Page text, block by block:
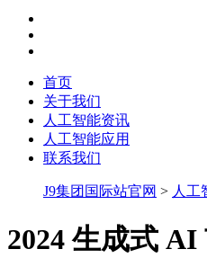
首页
关于我们
人工智能资讯
人工智能应用
联系我们
J9集团国际站官网 > 人工
2024 生成式